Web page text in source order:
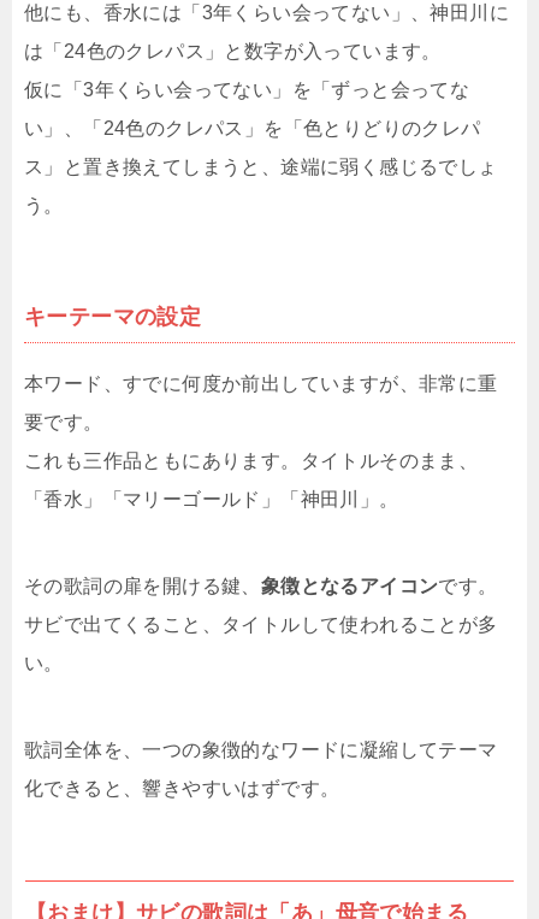
他にも、香水には「3年くらい会ってない」、神田川に
は「24色のクレパス」と数字が入っています。
仮に「3年くらい会ってない」を「ずっと会ってな
い」、「24色のクレパス」を「色とりどりのクレパ
ス」と置き換えてしまうと、途端に弱く感じるでしょ
う。
キーテーマの設定
本ワード、すでに何度か前出していますが、非常に重
要です。
これも三作品ともにあります。タイトルそのまま、
「香水」「マリーゴールド」「神田川」。
その歌詞の扉を開ける鍵、 象徴となるアイコンです。
サビで出てくること、タイトルして使われることが多
い。
歌詞全体を、一つの象徴的なワードに凝縮してテーマ
化できると、響きやすいはずです。
【おまけ】サビの歌詞は「あ」母音で始まる